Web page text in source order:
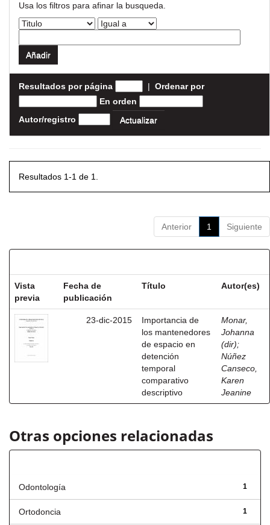
Usa los filtros para afinar la busqueda.
Resultados por página | Ordenar por
En orden
Autor/registro
Resultados 1-1 de 1.
Anterior 1 Siguiente
Vista
previa
Fecha de
publicación
Título Autor(es)
23-dic-2015
Importancia de
los mantenedores
de espacio en
detención
temporal
comparativo
descriptivo
Monar,
Johanna
(dir);
Núñez
Canseco,
Karen
Jeanine
Otras opciones relacionadas
1
Odontología
1
Ortodoncia